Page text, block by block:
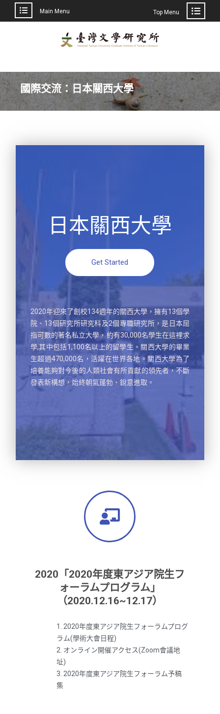
Main Menu Top Menu
國際交流：日本關西大學
日本關西大學
Get Started
2020年迎來了創校134週年的關西大學，擁有13個學
院、13個研究所研究科及2個專職研究所，是日本屈
指可數的著名私立大學，約有30,000名學生在這裡求
學,其中包括1,100名以上的留學生。關西大學的畢業
生超過470,000名，活躍在世界各地。關西大學為了
培養能夠對今後的人類社會有所貢獻的領先者，不斷
發表新構想，始終朝氣蓬勃、銳意進取。
2020「2020年度東アジア院生フ
ォーラムプログラム」
（2020.12.16~12.17）
1. 2020年度東アジア院生フォーラムプログ
ラム(學術大會日程)
2. オンライン開催アクセス(Zoom會議地
址)
3. 2020年度東アジア院生フォーラム予稿
集